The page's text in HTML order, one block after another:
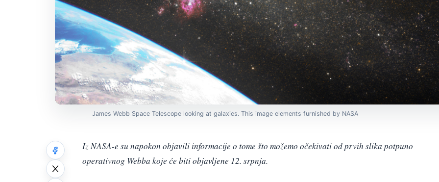
James Webb Space Telescope looking at galaxies. This image elements furnished by NASA
Iz NASA-e su napokon objavili informacije o tome što možemo očekivati od prvih slika potpuno
operativnog Webba koje će biti objavljene 12. srpnja.